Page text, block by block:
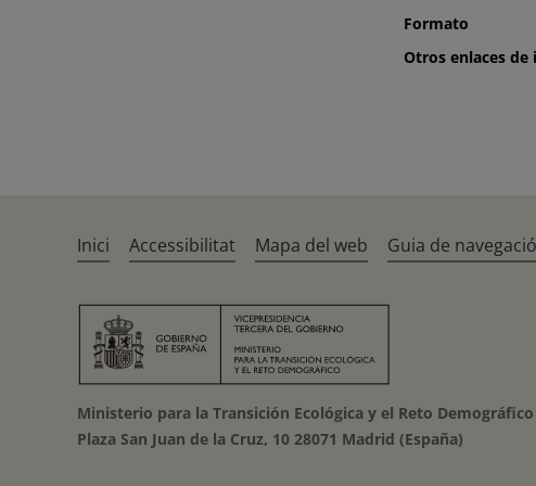
Formato
Otros enlaces de
Inici Accessibilitat Mapa del web Guia de navegació
Ministerio para la Transición Ecológica y el Reto Demográfico
Plaza San Juan de la Cruz, 10 28071 Madrid (España)